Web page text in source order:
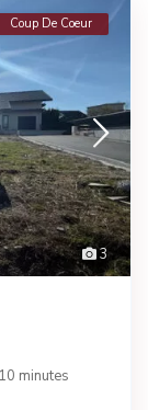
3
Coup De Coeur
minutes